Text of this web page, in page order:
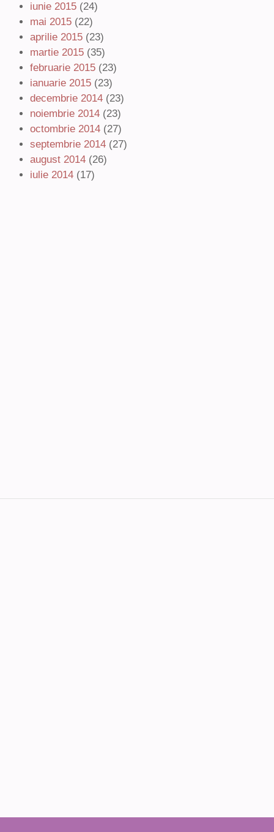
iunie 2015 (24)
mai 2015 (22)
aprilie 2015 (23)
martie 2015 (35)
februarie 2015 (23)
ianuarie 2015 (23)
decembrie 2014 (23)
noiembrie 2014 (23)
octombrie 2014 (27)
septembrie 2014 (27)
august 2014 (26)
iulie 2014 (17)